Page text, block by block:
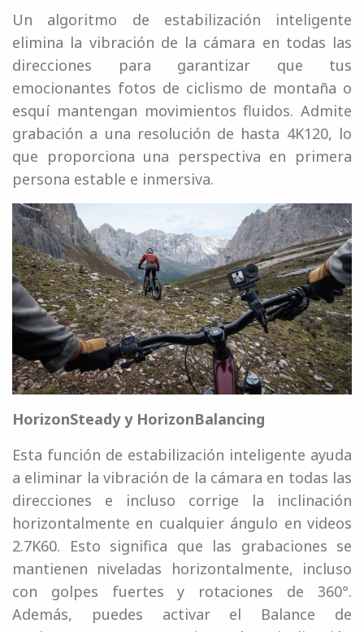
Un algoritmo de estabilización inteligente
elimina la vibración de la cámara en todas las
direcciones para garantizar que tus
emocionantes fotos de ciclismo de montaña o
esquí mantengan movimientos fluidos. Admite
grabación a una resolución de hasta 4K120, lo
que proporciona una perspectiva en primera
persona estable e inmersiva.
HorizonSteady y HorizonBalancing
Esta función de estabilización inteligente ayuda
a eliminar la vibración de la cámara en todas las
direcciones e incluso corrige la inclinación
horizontalmente en cualquier ángulo en videos
2.7K60. Esto significa que las grabaciones se
mantienen niveladas horizontalmente, incluso
con golpes fuertes y rotaciones de 360°.
Además, puedes activar el Balance de